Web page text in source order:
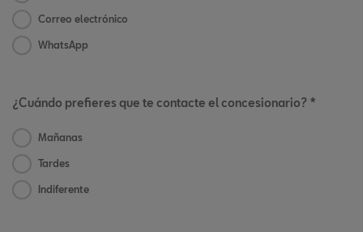
Correo electrónico
WhatsApp
¿Cuándo prefieres que te contacte el concesionario? *
Mañanas
Tardes
Indiferente